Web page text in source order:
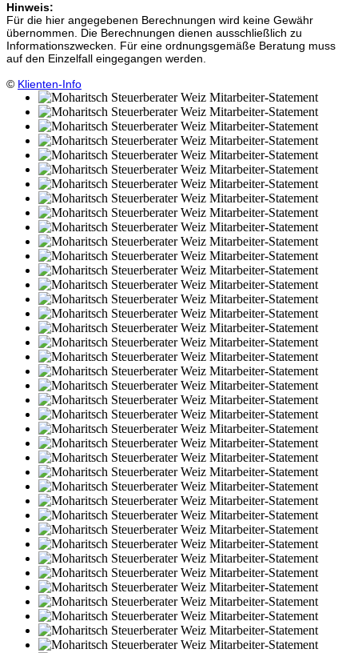
Hinweis:
Für die hier angegebenen Berechnungen wird keine Gewähr
übernommen. Die Berechnungen dienen ausschließlich zu
Informationszwecken. Für eine ordnungsgemäße Beratung muss
auf den Einzelfall eingegangen werden.
© Klienten-Info